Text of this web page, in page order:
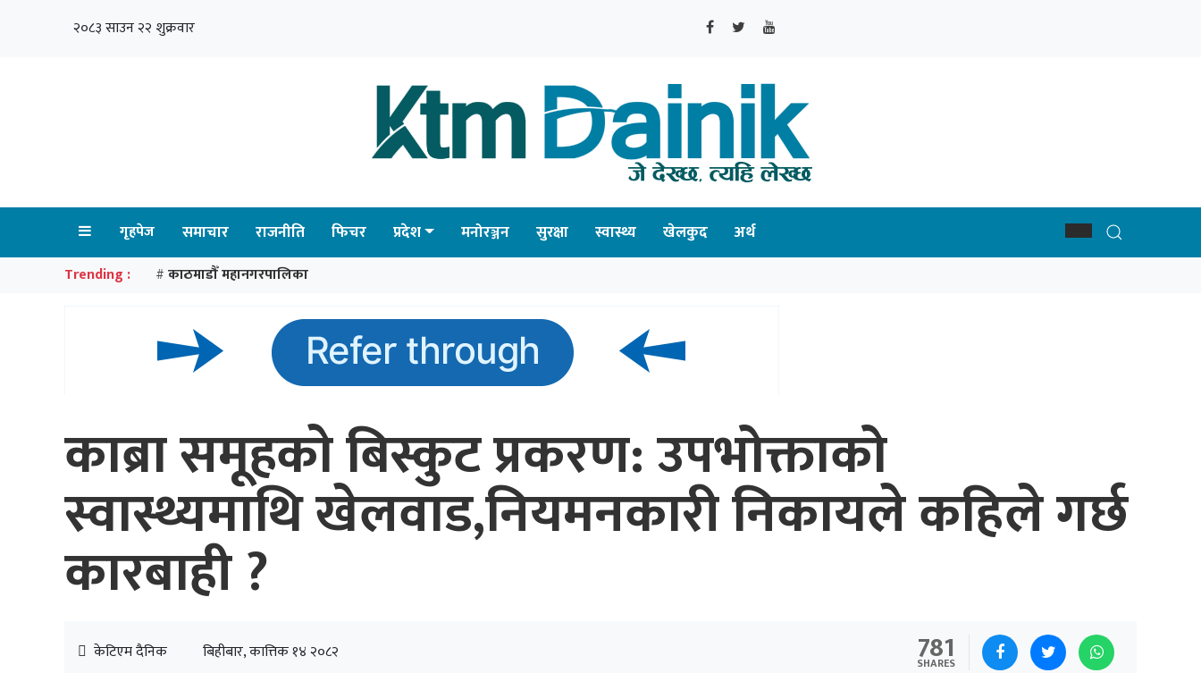
२०८३ साउन २२ शुक्रवार
गृहपेज समाचार राजनीति फिचर प्रदेश मनोरञ्जन सुरक्षा स्वास्थ्य खेलकुद अर्थ
Trending : # काठमाडौँ महानगरपालिका
काब्रा समूहकाे बिस्कुट प्रकरण: उपभोक्ताको
स्वास्थ्यमाथि खेलवाड,नियमनकारी निकायले कहिले गर्छ
कारबाही ?
केटिएम दैनिक बिहीबार, कात्तिक १४ २०८२ 781
SHARES